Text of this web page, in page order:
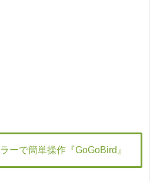
ーで簡単操作『GoGoBird』